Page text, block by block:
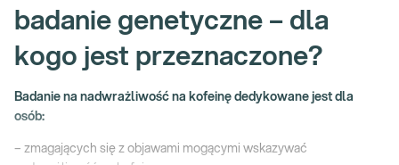
badanie genetyczne – dla
kogo jest przeznaczone?
Badanie na nadwrażliwość na kofeinę dedykowane jest dla
osób:
– zmagających się z objawami mogącymi wskazywać